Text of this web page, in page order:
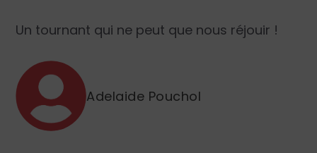
Un tournant qui ne peut que nous réjouir !
Adelaide Pouchol